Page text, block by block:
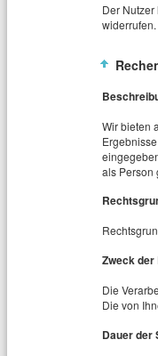
Der
widerrufen.
Wir bieten
als Person
Zweck
Die
Die von
Dauer der